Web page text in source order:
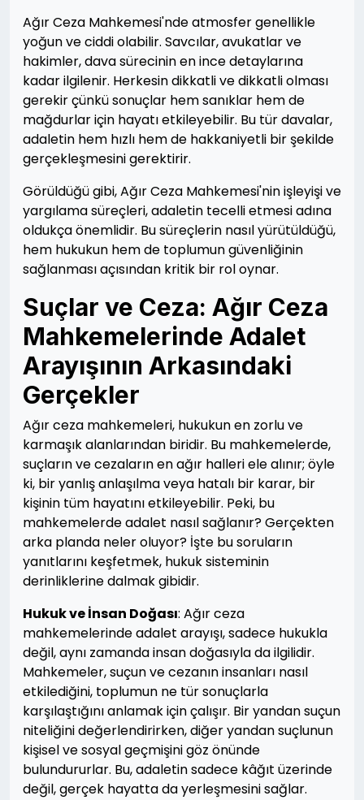
Ağır Ceza Mahkemesi'nde atmosfer genellikle
yoğun ve ciddi olabilir. Savcılar, avukatlar ve
hakimler, dava sürecinin en ince detaylarına
kadar ilgilenir. Herkesin dikkatli ve dikkatli olması
gerekir çünkü sonuçlar hem sanıklar hem de
mağdurlar için hayatı etkileyebilir. Bu tür davalar,
adaletin hem hızlı hem de hakkaniyetli bir şekilde
gerçekleşmesini gerektirir.
Görüldüğü gibi, Ağır Ceza Mahkemesi'nin işleyişi ve
yargılama süreçleri, adaletin tecelli etmesi adına
oldukça önemlidir. Bu süreçlerin nasıl yürütüldüğü,
hem hukukun hem de toplumun güvenliğinin
sağlanması açısından kritik bir rol oynar.
Suçlar ve Ceza: Ağır Ceza
Mahkemelerinde Adalet
Arayışının Arkasındaki
Gerçekler
Ağır ceza mahkemeleri, hukukun en zorlu ve
karmaşık alanlarından biridir. Bu mahkemelerde,
suçların ve cezaların en ağır halleri ele alınır; öyle
ki, bir yanlış anlaşılma veya hatalı bir karar, bir
kişinin tüm hayatını etkileyebilir. Peki, bu
mahkemelerde adalet nasıl sağlanır? Gerçekten
arka planda neler oluyor? İşte bu soruların
yanıtlarını keşfetmek, hukuk sisteminin
derinliklerine dalmak gibidir.
Hukuk ve İnsan Doğası: Ağır ceza
mahkemelerinde adalet arayışı, sadece hukukla
değil, aynı zamanda insan doğasıyla da ilgilidir.
Mahkemeler, suçun ve cezanın insanları nasıl
etkilediğini, toplumun ne tür sonuçlarla
karşılaştığını anlamak için çalışır. Bir yandan suçun
niteliğini değerlendirirken, diğer yandan suçlunun
kişisel ve sosyal geçmişini göz önünde
bulundururlar. Bu, adaletin sadece kâğıt üzerinde
değil, gerçek hayatta da yerleşmesini sağlar.